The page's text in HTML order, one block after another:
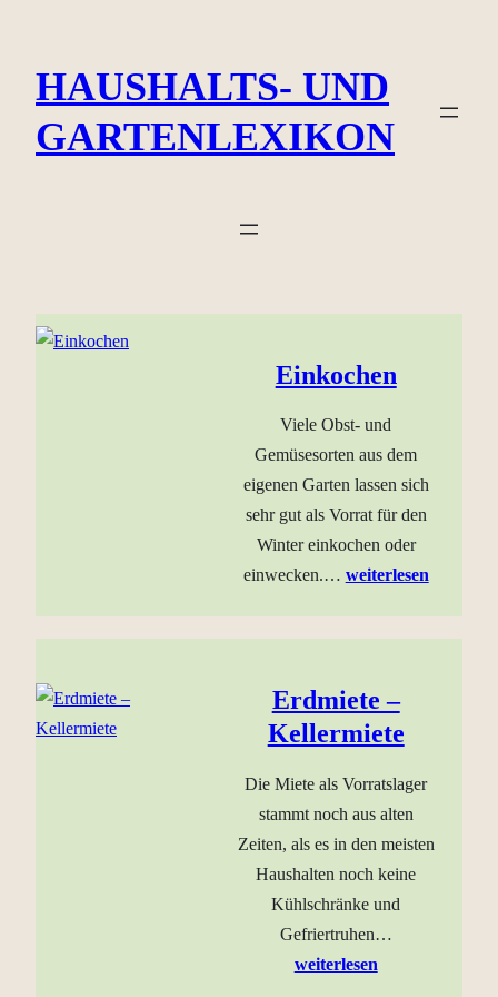
springenHAUSHALTS- UND
GARTENLEXIKON
Einkochen
Viele Obst- und
Gemüsesorten aus dem
eigenen Garten lassen sich
sehr gut als Vorrat für den
Winter einkochen oder
einwecken.… weiterlesen
Erdmiete –
Kellermiete
Die Miete als Vorratslager
stammt noch aus alten
Zeiten, als es in den meisten
Haushalten noch keine
Kühlschränke und
Gefriertruhen…
weiterlesen